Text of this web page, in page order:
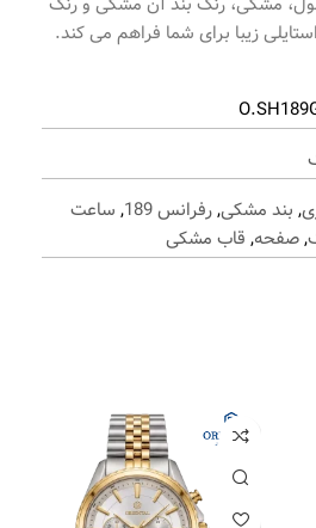
زیبا برای شما فراهم می کند.
, بند مشکی,رفرانس 189 , ساعت
,صفحه, قاب مشکی